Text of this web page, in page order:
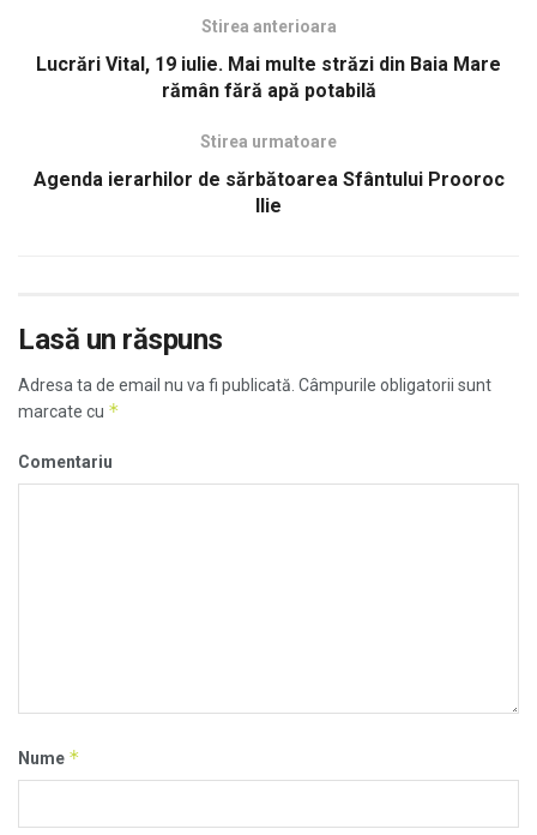
Stirea anterioara
Lucrări Vital, 19 iulie. Mai multe străzi din Baia Mare
rămân fără apă potabilă
Stirea urmatoare
Agenda ierarhilor de sărbătoarea Sfântului Prooroc
Ilie
Lasă un răspuns
Adresa ta de email nu va fi publicată. Câmpurile obligatorii sunt
marcate cu *
Comentariu
Nume *